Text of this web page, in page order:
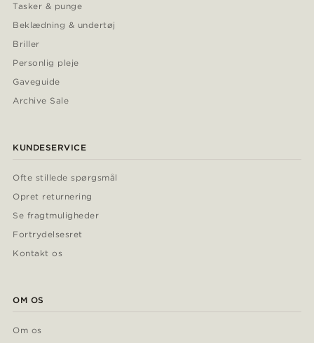
Tasker & punge
Beklædning & undertøj
Briller
Personlig pleje
Gaveguide
Archive Sale
KUNDESERVICE
Ofte stillede spørgsmål
Opret returnering
Se fragtmuligheder
Fortrydelsesret
Kontakt os
OM OS
Om os